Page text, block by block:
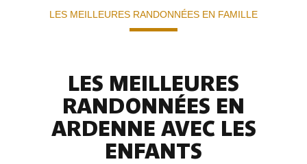
LES MEILLEURES RANDONNÉES EN FAMILLE
LES MEILLEURES
RANDONNÉES EN
ARDENNE AVEC LES
ENFANTS